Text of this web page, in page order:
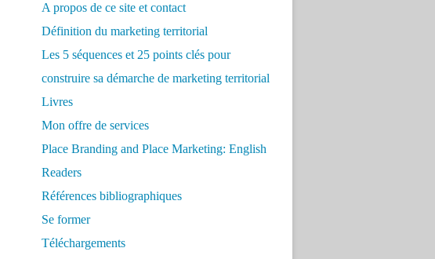
A propos de ce site et contact
Définition du marketing territorial
Les 5 séquences et 25 points clés pour
construire sa démarche de marketing territorial
Livres
Mon offre de services
Place Branding and Place Marketing: English
Readers
Références bibliographiques
Se former
Téléchargements